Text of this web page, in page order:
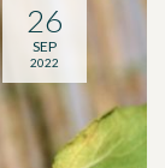
26
SEP
2022